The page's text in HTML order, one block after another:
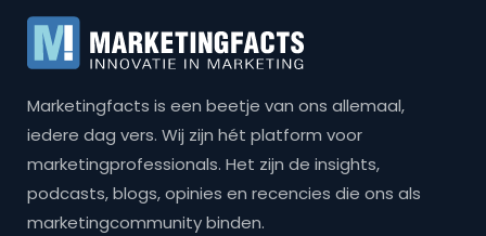
Marketingfacts is een beetje van ons allemaal,
iedere dag vers. Wij zijn hét platform voor
marketingprofessionals. Het zijn de insights,
podcasts, blogs, opinies en recencies die ons als
marketingcommunity binden.